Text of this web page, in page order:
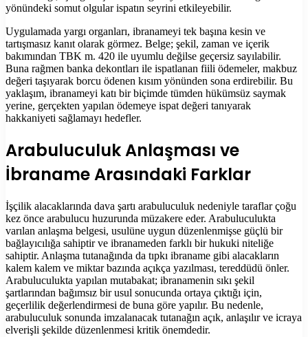
yönündeki somut olgular ispatın seyrini etkileyebilir.
Uygulamada yargı organları, ibranameyi tek başına kesin ve
tartışmasız kanıt olarak görmez. Belge; şekil, zaman ve içerik
bakımından TBK m. 420 ile uyumlu değilse geçersiz sayılabilir.
Buna rağmen banka dekontları ile ispatlanan fiili ödemeler, makbuz
değeri taşıyarak borcu ödenen kısım yönünden sona erdirebilir. Bu
yaklaşım, ibranameyi katı bir biçimde tümden hükümsüz saymak
yerine, gerçekten yapılan ödemeye ispat değeri tanıyarak
hakkaniyeti sağlamayı hedefler.
Arabuluculuk Anlaşması ve
İbraname Arasındaki Farklar
İşçilik alacaklarında dava şartı arabuluculuk nedeniyle taraflar çoğu
kez önce arabulucu huzurunda müzakere eder. Arabuluculukta
varılan anlaşma belgesi, usulüne uygun düzenlenmişse güçlü bir
bağlayıcılığa sahiptir ve ibranameden farklı bir hukuki niteliğe
sahiptir. Anlaşma tutanağında da tıpkı ibraname gibi alacakların
kalem kalem ve miktar bazında açıkça yazılması, tereddüdü önler.
Arabuluculukta yapılan mutabakat; ibranamenin sıkı şekil
şartlarından bağımsız bir usul sonucunda ortaya çıktığı için,
geçerlilik değerlendirmesi de buna göre yapılır. Bu nedenle,
arabuluculuk sonunda imzalanacak tutanağın açık, anlaşılır ve icraya
elverişli şekilde düzenlenmesi kritik önemdedir.